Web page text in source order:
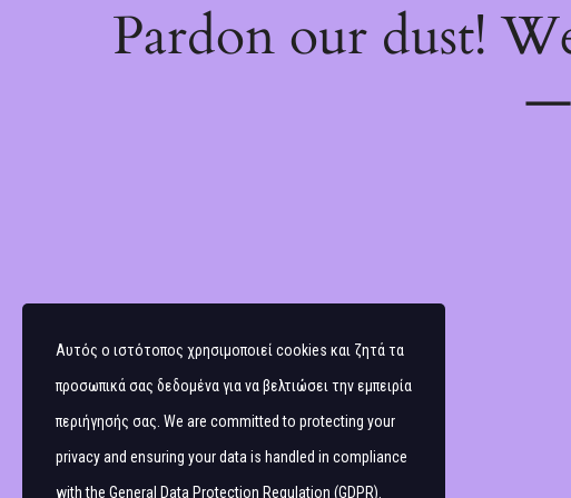
Pardon our dust!
—
Αυτός ο ιστότοπος χρησιμοποιεί cookies και ζητά τα
προσωπικά σας δεδομένα για να βελτιώσει την εμπειρία
περιήγησής σας. We are committed to protecting your
privacy and ensuring your data is handled in compliance
with the General Data Protection Regulation (GDPR)